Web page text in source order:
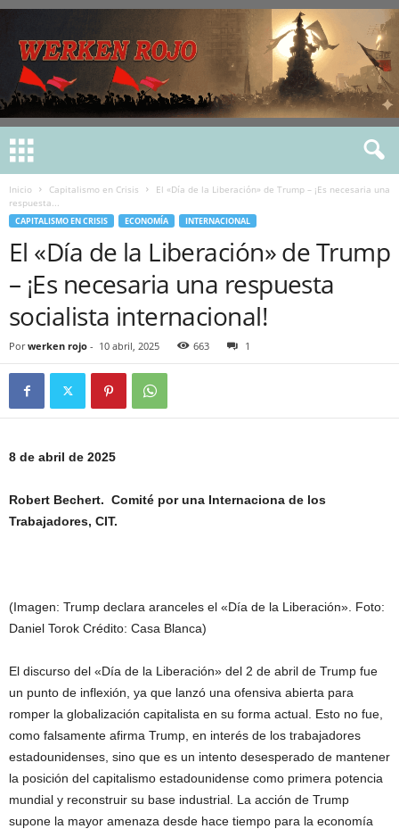
Inicio Capitalismo en Crisis
El «Día de la Liberación» de Trump – ¡Es necesaria una
respuesta...
CAPITALISMO EN CRISIS ECONOMÍA INTERNACIONAL
El «Día de la Liberación» de Trump
– ¡Es necesaria una respuesta
socialista internacional!
Por werken rojo - 10 abril, 2025 663 1
8 de abril de 2025
Robert Bechert. Comité por una Internaciona de los
Trabajadores, CIT.
(Imagen: Trump declara aranceles el «Día de la Liberación». Foto:
Daniel Torok Crédito: Casa Blanca)
El discurso del «Día de la Liberación» del 2 de abril de Trump fue
un punto de inflexión, ya que lanzó una ofensiva abierta para
romper la globalización capitalista en su forma actual. Esto no fue,
como falsamente afirma Trump, en interés de los trabajadores
estadounidenses, sino que es un intento desesperado de mantener
la posición del capitalismo estadounidense como primera potencia
mundial y reconstruir su base industrial. La acción de Trump
supone la mayor amenaza desde hace tiempo para la economía